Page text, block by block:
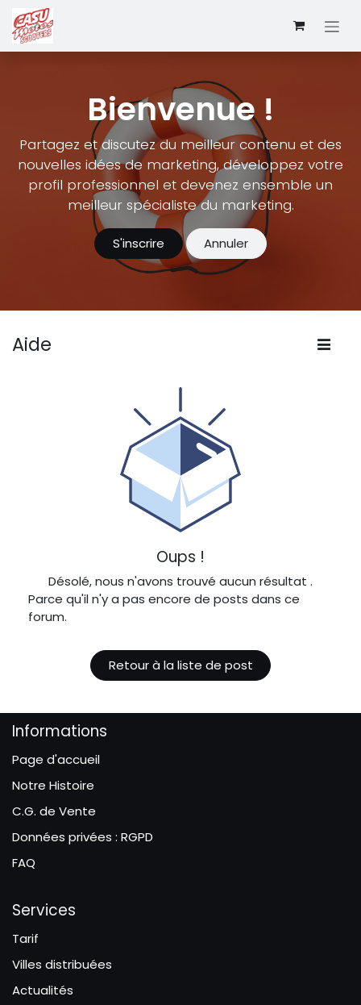
Se rendre au contenu
Bienvenue !
Partagez et discutez du meilleur contenu et des
nouvelles idées de marketing, développez votre
profil professionnel et devenez ensemble un
meilleur spécialiste du marketing.
S'inscrire Annuler
Aide
Oups !
Désolé, nous n'avons trouvé aucun résultat .
Parce qu'il n'y a pas encore de posts dans ce
forum.
Retour à la liste de post
Informations
Page d'accueil
Notre Histoire
C.G. de Vente
Données privées : RGPD
FAQ
Services
Tarif
Villes distribuées
Actualités